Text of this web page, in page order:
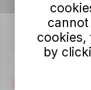
Viale del Progresso
50032 Borgo San
Partita IVA
cookies,
by